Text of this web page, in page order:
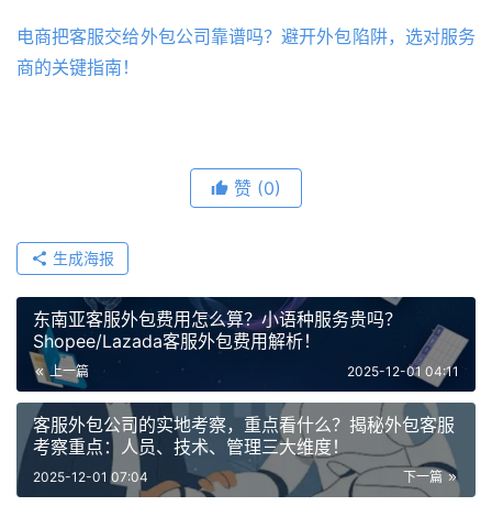
电商把客服交给外包公司靠谱吗？避开外包陷阱，选对服务
商的关键指南！
赞 (0)
生成海报
东南亚客服外包费用怎么算？小语种服务贵吗？
Shopee/Lazada客服外包费用解析！
上一篇 2025-12-01 04:11
客服外包公司的实地考察，重点看什么？揭秘外包客服
考察重点：人员、技术、管理三大维度！
下一篇
2025-12-01 07:04